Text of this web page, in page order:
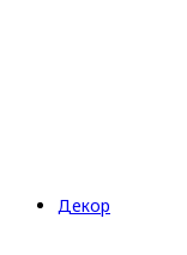
Декор